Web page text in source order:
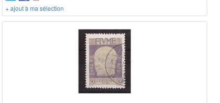
+ ajout à ma sélection